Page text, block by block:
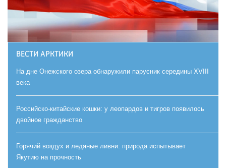
ВЕСТИ АРКТИКИ
На дне Онежского озера обнаружили парусник середины XVIII
века
Российско-китайские кошки: у леопардов и тигров появилось
двойное гражданство
Горячий воздух и ледяные ливни: природа испытывает
Якутию на прочность